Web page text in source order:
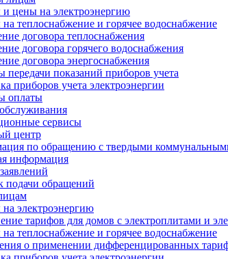
цены на электроэнергию
теплоснабжение и горячее водоснабжение
договора теплоснабжения
договора горячего водоснабжения
договора энергоснабжения
передачи показаний приборов учета
приборов учета электроэнергии
оплаты
сервисы
центр
по обращению с твердыми
информация
подачи обращений
электроэнергию
тарифов для домов с электроплитами и
теплоснабжение и горячее водоснабжение
о применении дифференцированных